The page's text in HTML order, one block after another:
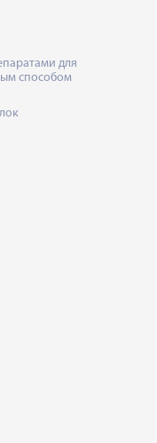
для
способом